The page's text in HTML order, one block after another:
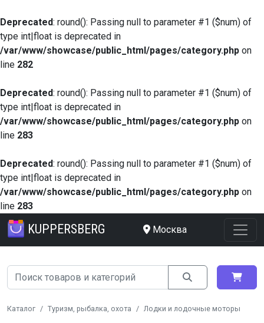
Deprecated: round(): Passing null to parameter #1 ($num) of
type int|float is deprecated in
/var/www/showcase/public_html/pages/category.php on
line 282
Deprecated: round(): Passing null to parameter #1 ($num) of
type int|float is deprecated in
/var/www/showcase/public_html/pages/category.php on
line 283
Deprecated: round(): Passing null to parameter #1 ($num) of
type int|float is deprecated in
/var/www/showcase/public_html/pages/category.php on
line 283
KUPPERSBERG Москва
Каталог Туризм, рыбалка, охота Лодки и лодочные моторы